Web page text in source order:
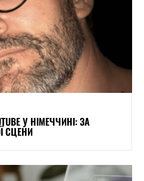
У НІМЕЧЧИНІ: ЗА
СЦЕНИ